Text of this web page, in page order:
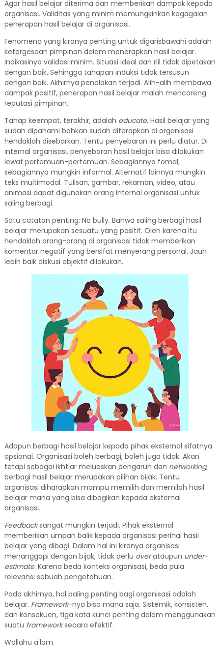
Agar hasil belajar diterima dan memberikan dampak kepada
organisasi. Validitas yang minim memungkinkan kegagalan
penerapan hasil belajar di organisasi.
Fenomena yang kiranya penting untuk digarisbawahi adalah
ketergesaan pimpinan dalam menerapkan hasil belajar.
Indikasinya validasi minim. Situasi ideal dan riil tidak dipetakan
dengan baik. Sehingga tahapan induksi tidak tersusun
dengan baik. Akhirnya penolakan terjadi. Alih-alih membawa
dampak positif, penerapan hasil belajar malah mencoreng
reputasi pimpinan.
Tahap keempat, terakhir, adalah educate. Hasil belajar yang
sudah dipahami bahkan sudah diterapkan di organisasi
hendaklah disebarkan. Tentu penyebaran ini perlu diatur. Di
internal organisasi, penyebaran hasil belajar bisa dilakukan
lewat pertemuan-pertemuan. Sebagiannya fomal,
sebagiannya mungkin informal. Alternatif lainnya mungkin
teks multimodal. Tulisan, gambar, rekaman, video, atau
animasi dapat digunakan orang internal organisasi untuk
saling berbagi.
Satu catatan penting: No bully. Bahwa saling berbagi hasil
belajar merupakan sesuatu yang positif. Oleh karena itu
hendaklah orang-orang di organisasi tidak memberikan
komentar negatif yang bersifat menyerang personal. Jauh
lebih baik diskusi objektif dilakukan.
Adapun berbagi hasil belajar kepada pihak eksternal sifatnya
opsional. Organisasi boleh berbagi, boleh juga tidak. Akan
tetapi sebagai ikhtiar meluaskan pengaruh dan networking,
berbagi hasil belajar merupakan pilihan bijak. Tentu
organisasi diharapkan mampu memilih dan memilah hasil
belajar mana yang bisa dibagikan kepada eksternal
organisasi.
Feedbacksangat mungkin terjadi. Pihak eksternal
memberikan umpan balik kepada organisasi perihal hasil
belajar yang dibagi. Dalam hal ini kiranya organisasi
menanggapi dengan bijak, tidak perlu overataupun under-
estimate. Karena beda konteks organisasi, beda pula
relevansi sebuah pengetahuan.
Pada akhirnya, hal paling penting bagi organisasi adalah
belajar. Framework-nya bisa mana saja. Sistemik, konsisten,
dan konsekuen, tiga kata kunci penting dalam menggunakan
suatu frameworksecara efektif.
Wallahu a'lam.